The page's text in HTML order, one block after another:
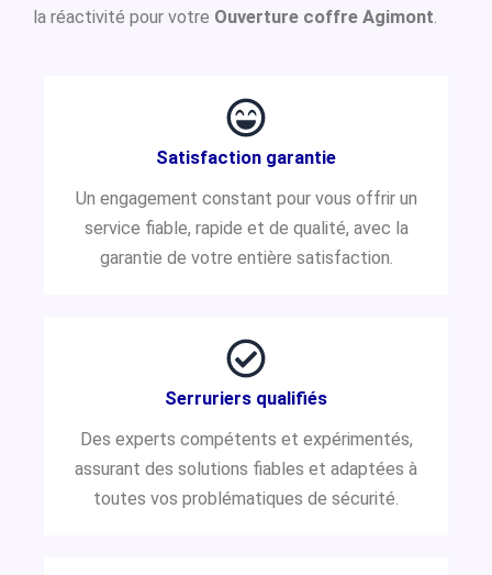
la réactivité pour votre Ouverture coffre Agimont.
Satisfaction garantie
Un engagement constant pour vous offrir un
service fiable, rapide et de qualité, avec la
garantie de votre entière satisfaction.
Serruriers qualifiés
Des experts compétents et expérimentés,
assurant des solutions fiables et adaptées à
toutes vos problématiques de sécurité.